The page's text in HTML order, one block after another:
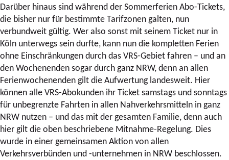
Darüber hinaus sind während der Sommerferien Abo-Tickets,
die bisher nur für bestimmte Tarifzonen galten, nun
verbundweit gültig. Wer also sonst mit seinem Ticket nur in
Köln unterwegs sein durfte, kann nun die kompletten Ferien
ohne Einschränkungen durch das VRS-Gebiet fahren – und an
den Wochenenden sogar durch ganz NRW, denn an allen
Ferienwochenenden gilt die Aufwertung landesweit. Hier
können alle VRS-Abokunden ihr Ticket samstags und sonntags
für unbegrenzte Fahrten in allen Nahverkehrsmitteln in ganz
NRW nutzen – und das mit der gesamten Familie, denn auch
hier gilt die oben beschriebene Mitnahme-Regelung. Dies
wurde in einer gemeinsamen Aktion von allen
Verkehrsverbünden und -unternehmen in NRW beschlossen.